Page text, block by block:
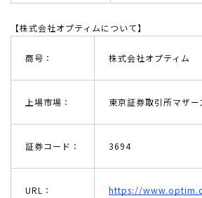
【株式会社オプティムについて】
商号： 株式会社オプティム
上場市場： 東京証券取引所マザー
証券コード： 3694
URL： https://